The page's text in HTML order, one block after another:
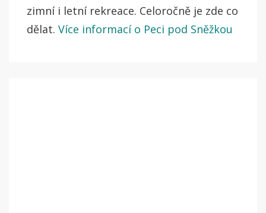
zimní i letní rekreace. Celoročně je zde co
dělat. Více informací o Peci pod Sněžkou